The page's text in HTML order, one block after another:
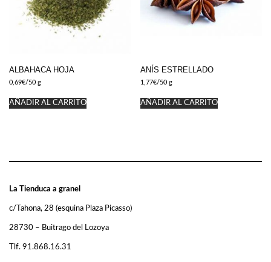
ALBAHACA HOJA
0,69€/50 g
AÑADIR AL CARRITO
ANÍS ESTRELLADO
1,77€/50 g
AÑADIR AL CARRITO
La Tienduca a granel
c/Tahona, 28 (esquina Plaza Picasso)
28730 – Buitrago del Lozoya
Tlf. 91.868.16.31